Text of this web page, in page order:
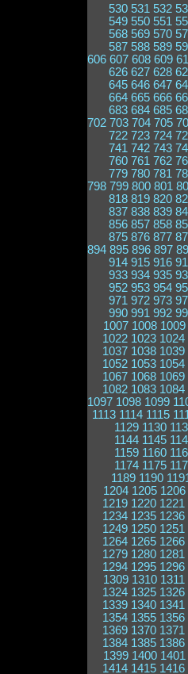
530 531 532
549 550 551
568 569 570
587 588 589
606 607 608 609
626 627 628
645 646 647
664 665 666
683 684 685
702 703 704 705
722 723 724
741 742 743
760 761 762
779 780 781
798 799 800 801
818 819 820
837 838 839
856 857 858
875 876 877
894 895 896 897
914 915 916
933 934 935
952 953 954
971 972 973
990 991 992
1007 1008 1009
1022 1023 1024
1037 1038 1039
1052 1053 1054
1067 1068 1069
1082 1083 1084
1097 1098 1099
1113 1114 1115
1129 1130
1144 1145
1159 1160
1174 1175
1189 1190 1191
1204 1205 1206
1219 1220 1221
1234 1235 1236
1249 1250 1251
1264 1265 1266
1279 1280 1281
1294 1295 1296
1309 1310 1311
1324 1325 1326
1339 1340 1341
1354 1355 1356
1369 1370 1371
1384 1385 1386
1399 1400 1401
1414 1415 1416